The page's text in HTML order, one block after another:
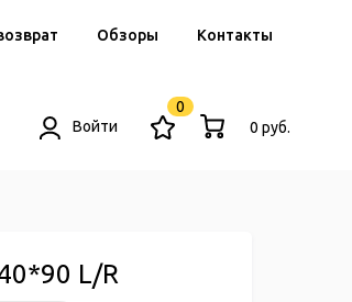
Обзоры Контакты
Войти
0
0 руб.
L/R